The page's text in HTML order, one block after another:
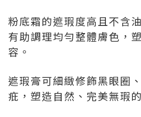
粉底霜的遮瑕度高且不含
有助調理均勻整體膚色，
容。
遮瑕膏可細緻修飾黑眼圈
疪，塑造自然、完美無瑕